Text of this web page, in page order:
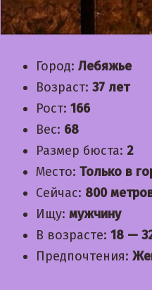
Город: Лебяжье
Возраст: 37 лет
Рост: 166
Вес: 68
Размер бюста: 2
Место: Только в
Сейчас: 800
Ищу: мужчину
В возрасте: 18 —
Предпочтения: